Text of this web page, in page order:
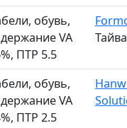
обувь,
VA
ПТР 5.5
обувь,
VA
ПТР 2.5